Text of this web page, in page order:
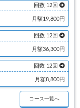
回数 12回
月額19,800円
回数 12回
月額36,300円
回数 12回
月額8,800円
コース一覧へ